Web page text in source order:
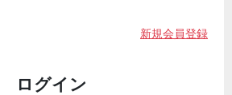
新規会員登録
ログイン